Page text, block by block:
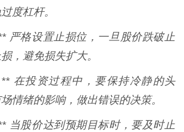
度杠杆。
严格设置止损位，一旦股价跌破止
，避免损失扩大。
在投资过程中，要保持冷静的头
情绪的影响，做出错误的决策。
当股价达到预期目标时，要及时止